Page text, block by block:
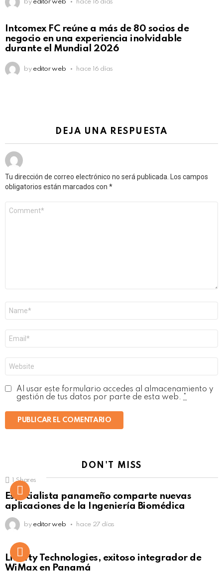
by editor web hace 16 días
Intcomex FC reúne a más de 80 socios de
negocio en una experiencia inolvidable
durante el Mundial 2026
by editor web hace 16 días
DEJA UNA RESPUESTA
Tu dirección de correo electrónico no será publicada.
Los campos
obligatorios están marcados con *
electrónico
*
Al usar este formulario accedes al almacenamiento y
gestión de tus datos por parte de esta web.
DON'T MISS
Click to view this post
1 Shares
Especialista panameño comparte nuevas
aplicaciones de la Ingeniería Biomédica
by editor web hace 27 días
Liberty Technologies, exitoso integrador de
WiMax en Panamá